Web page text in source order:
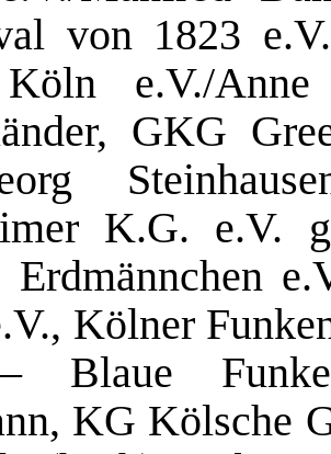
von 1823
e.V./
GKG
K.G. e.V.
Erdmännchen
Kölner
Blaue
KG Kölsche